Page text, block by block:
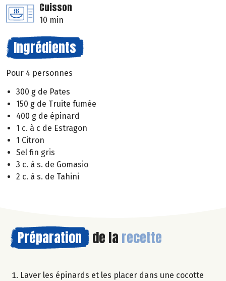
Cuisson
10 min
Ingrédients
Pour 4 personnes
300 g de Pates
150 g de Truite fumée
400 g de épinard
1 c. à c de Estragon
1 Citron
Sel fin gris
3 c. à s. de Gomasio
2 c. à s. de Tahini
Préparation de la recette
Laver les épinards et les placer dans une cocotte